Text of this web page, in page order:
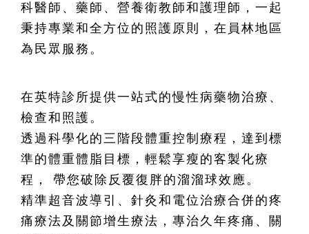
科醫師、藥師、營養衛教師和護理師，一起
秉持專業和全方位的照護原則，在員林地區
為民眾服務。
在英特診所提供一站式的慢性病藥物治療、
檢查和照護。
透過科學化的三階段體重控制療程，達到標
準的體重體脂目標，輕鬆享瘦的客製化療
程， 帶您破除反覆復胖的溜溜球效應。
精準超音波導引、針灸和電位治療合併的疼
痛療法及關節增生療法，專治久年疼痛、關